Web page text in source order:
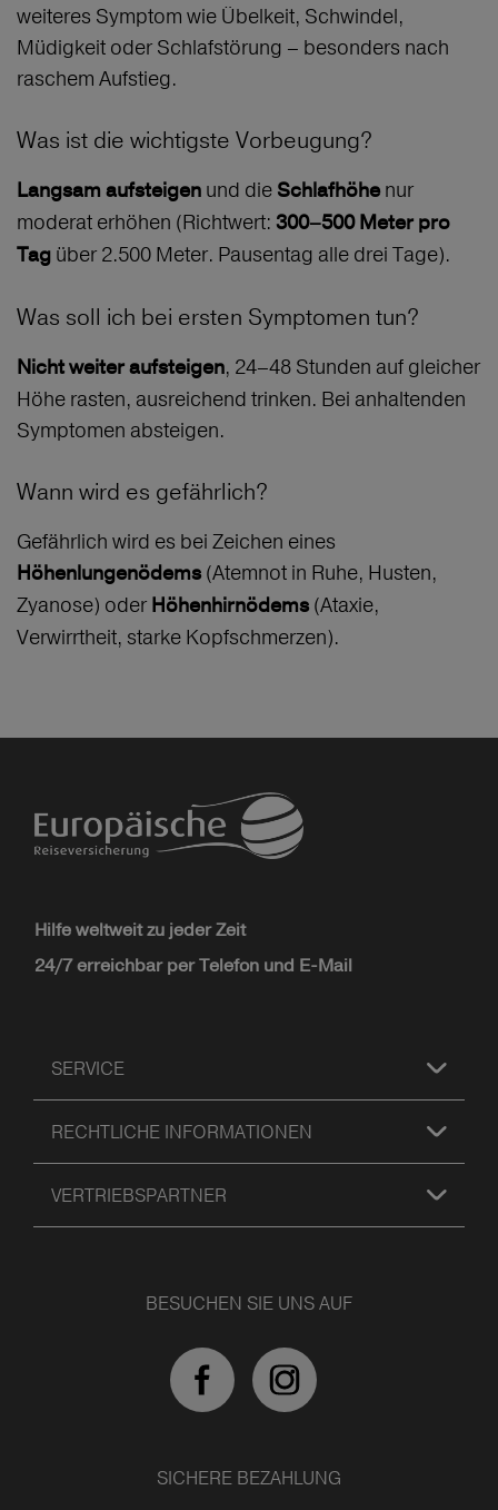
weiteres Symptom wie Übelkeit, Schwindel,
Müdigkeit oder Schlafstörung – besonders nach
raschem Aufstieg.
Was ist die wichtigste Vorbeugung?
Langsam aufsteigen und die Schlafhöhenur
moderat erhöhen (Richtwert: 300–500 Meter pro
Tag über 2.500 Meter. Pausentag alle drei Tage).
Was soll ich bei ersten Symptomen tun?
Nicht weiter aufsteigen, 24–48 Stunden auf gleicher
Höhe rasten, ausreichend trinken. Bei anhaltenden
Symptomen absteigen.
Wann wird es gefährlich?
Gefährlich wird es bei Zeichen eines
Höhenlungenödems (Atemnot in Ruhe, Husten,
Zyanose) oder Höhenhirnödems (Ataxie,
Verwirrtheit, starke Kopfschmerzen).
Hilfe weltweit zu jeder Zeit
24/7 erreichbar per Telefon und E-Mail
SERVICE
RECHTLICHE INFORMATIONEN
VERTRIEBSPARTNER
BESUCHEN SIE UNS AUF
SICHERE BEZAHLUNG